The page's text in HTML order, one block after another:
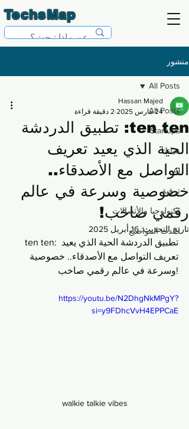
TechsMap
منشور
All Posts
Startups
حياتك
AI
ترفية
تكنولوجيا والأتصالات
احدث المواضيع
All Posts
ten ten: تطبيق الدردشة
الحية الذي يعيد تعريف
التواصل مع الأصدقاء..
خصوصية وسرعة في عالم
رقمي صاخب!
Hassan Majed
24 مارس 2025
2 دقيقة قراءة
تاريخ التحديث:16 أبريل 2025
ten ten: تطبيق الدردشة الحية الذي يعيد
تعريف التواصل مع الأصدقاء.. خصوصية
وسرعة في عالم رقمي صاخب!
https://youtu.be/N2DhgNkMPgY?
si=y9FDhcVvH4EPPCaE
walkie talkie vibes